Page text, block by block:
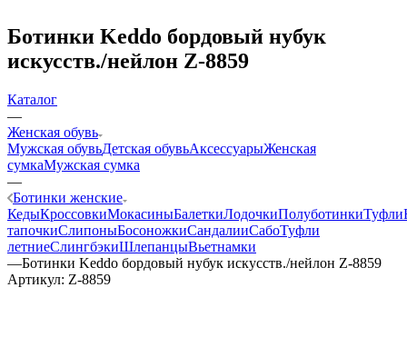
Ботинки Keddo бордовый нубук
искусств./нейлон Z-8859
Каталог
—
Женская обувь
Мужская обувьДетская обувьАксессуарыЖенская
сумкаМужская сумка
—
Ботинки женские
КедыКроссовкиМокасиныБалеткиЛодочкиПолуботинкиТуфли
тапочкиСлипоныБосоножкиСандалииСабоТуфли
летниеСлингбэкиШлепанцыВьетнамки
—Ботинки Keddo бордовый нубук искусств./нейлон Z-8859
Артикул: Z-8859